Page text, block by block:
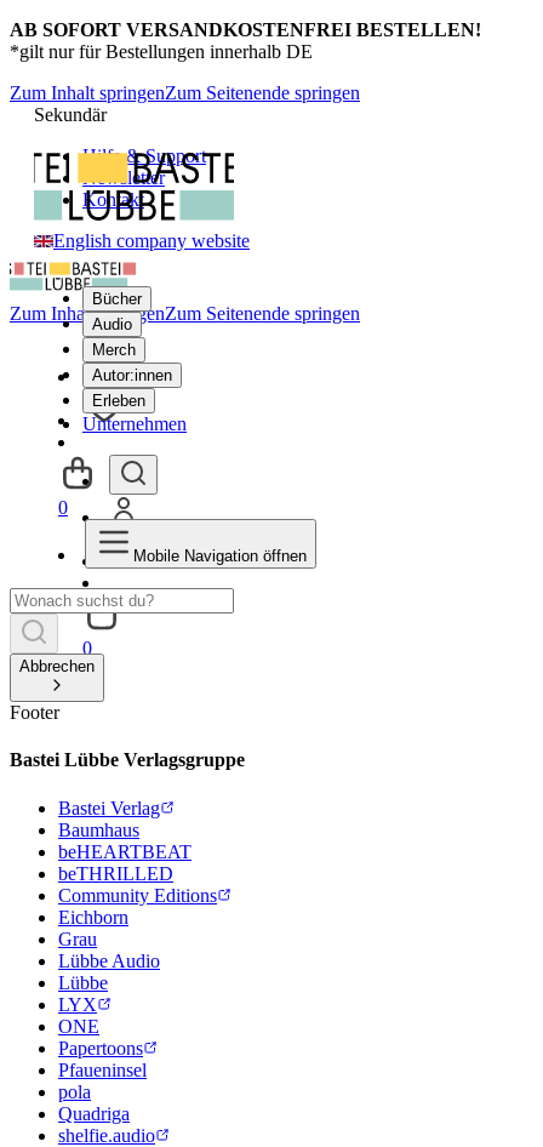
AB SOFORT VERSANDKOSTENFREI BESTELLEN!
*gilt nur für Bestellungen innerhalb DE
Zum Inhalt springenZum Seitenende springen
Sekundär
Hilfe & Support
Newsletter
Kontakt
English company website
Bücher
Audio
Merch
Autor:innen
Erleben
Unternehmen
0
Zum Inhalt springenZum Seitenende springen
0
Mobile Navigation öffnen
Abbrechen
Footer
Bastei Lübbe Verlagsgruppe
Bastei Verlag
Baumhaus
beHEARTBEAT
beTHRILLED
Community Editions
Eichborn
Grau
Lübbe Audio
Lübbe
LYX
ONE
Papertoons
Pfaueninsel
pola
Quadriga
shelfie.audio